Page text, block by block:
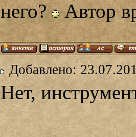
него? Автор
Добавлено:
Нет,